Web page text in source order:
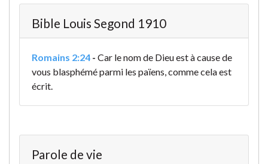
Bible Louis Segond 1910
Romains 2:24 - Car le nom de Dieu est à cause de
vous blasphémé parmi les païens, comme cela est
écrit.
Parole de vie